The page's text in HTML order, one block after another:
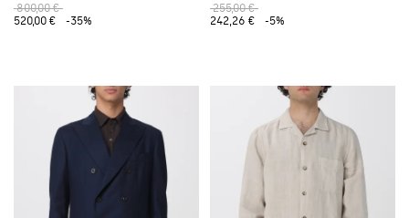
800,00 €
520,00 €
-35%
255,00 €
242,26 €
-5%